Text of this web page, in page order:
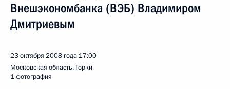
Внешэкономбанка (ВЭБ) Владимиром
Дмитриевым
23 октября 2008 года 17:00
Московская область, Горки
1 фотография